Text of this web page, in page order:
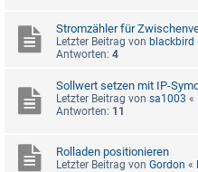
Stromzähler für
Letzter Beitrag von blackbird
Antworten: 4
Sollwert setzen mit IP-
Letzter Beitrag von sa1003 «
Antworten: 11
Rolladen positionieren
Letzter Beitrag von Gordon «